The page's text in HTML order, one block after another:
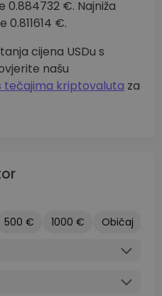
0.884732 €. Najniža
0.811614 €.
cijena USDu s
našu
tečajima kriptovaluta za
500 € 1000 €
Običaj